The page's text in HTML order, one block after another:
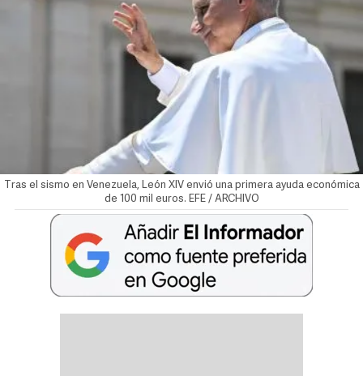
Tras el sismo en Venezuela, León XIV envió una primera ayuda económica
de 100 mil euros. EFE / ARCHIVO